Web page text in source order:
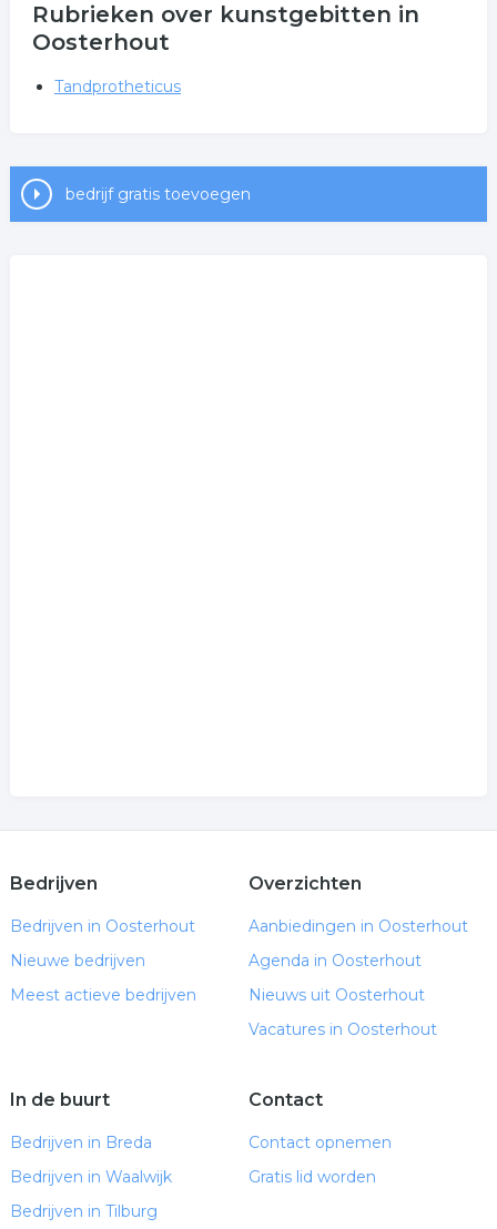
Rubrieken over kunstgebitten in
Oosterhout
Tandprotheticus
bedrijf gratis toevoegen
Bedrijven
Bedrijven in Oosterhout
Nieuwe bedrijven
Meest actieve bedrijven
Overzichten
Aanbiedingen in Oosterhout
Agenda in Oosterhout
Nieuws uit Oosterhout
Vacatures in Oosterhout
In de buurt
Bedrijven in Breda
Bedrijven in Waalwijk
Bedrijven in Tilburg
Contact
Contact opnemen
Gratis lid worden